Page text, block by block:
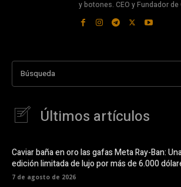
y botones. CEO y Fundador de
Búsqueda
Últimos artículos
Caviar baña en oro las gafas Meta Ray-Ban:
edición limitada de lujo por más de 6.000
7 de agosto de 2026